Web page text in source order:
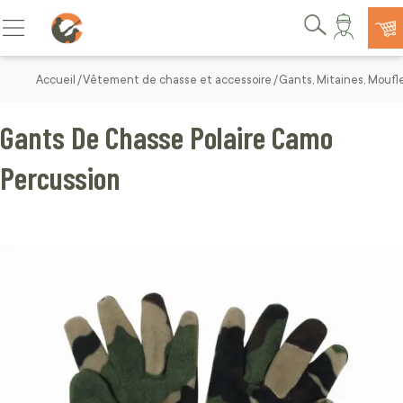
Allez au contenu
Basculer la navigation
Rechercher
Accueil Vêtement de chasse et accessoire Gants, Mitaines,
Gants De Chasse Polaire Camo
Percussion